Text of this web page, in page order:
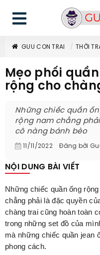
GUU CON TRAI THỜI
Mẹo phối
rộng cho
Những chiếc quần
rộng nam chẳng
cô nàng bánh bèo
11/11/2022 Đăng bởi
NỘI DUNG BÀI VIẾT
Những chiếc quần ống
chẳng phải là đặc quyền
chàng trai cũng hoàn toàn
trong những set đồ của
mà những chiếc quần jean
phong cách.